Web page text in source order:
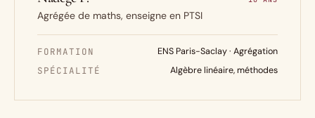
Agrégée de maths, enseigne en PTSI
FORMATION ENS Paris-Saclay · Agrégation
SPÉCIALITÉ Algèbre linéaire, méthodes